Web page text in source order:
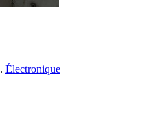
. Électronique